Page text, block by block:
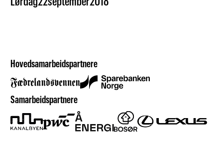
Hovedsamarbeidspartnere
Samarbeidspartnere